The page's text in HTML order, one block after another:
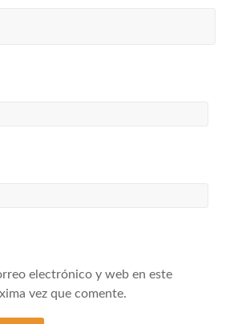
electrónico y web en este
vez que comente.